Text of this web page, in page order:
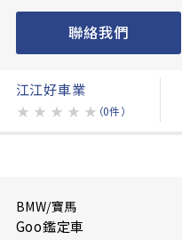
聯絡我們
江江好車業
★ ★ ★ ★ ★ （0件）
BMW/寶馬
Goo鑑定車